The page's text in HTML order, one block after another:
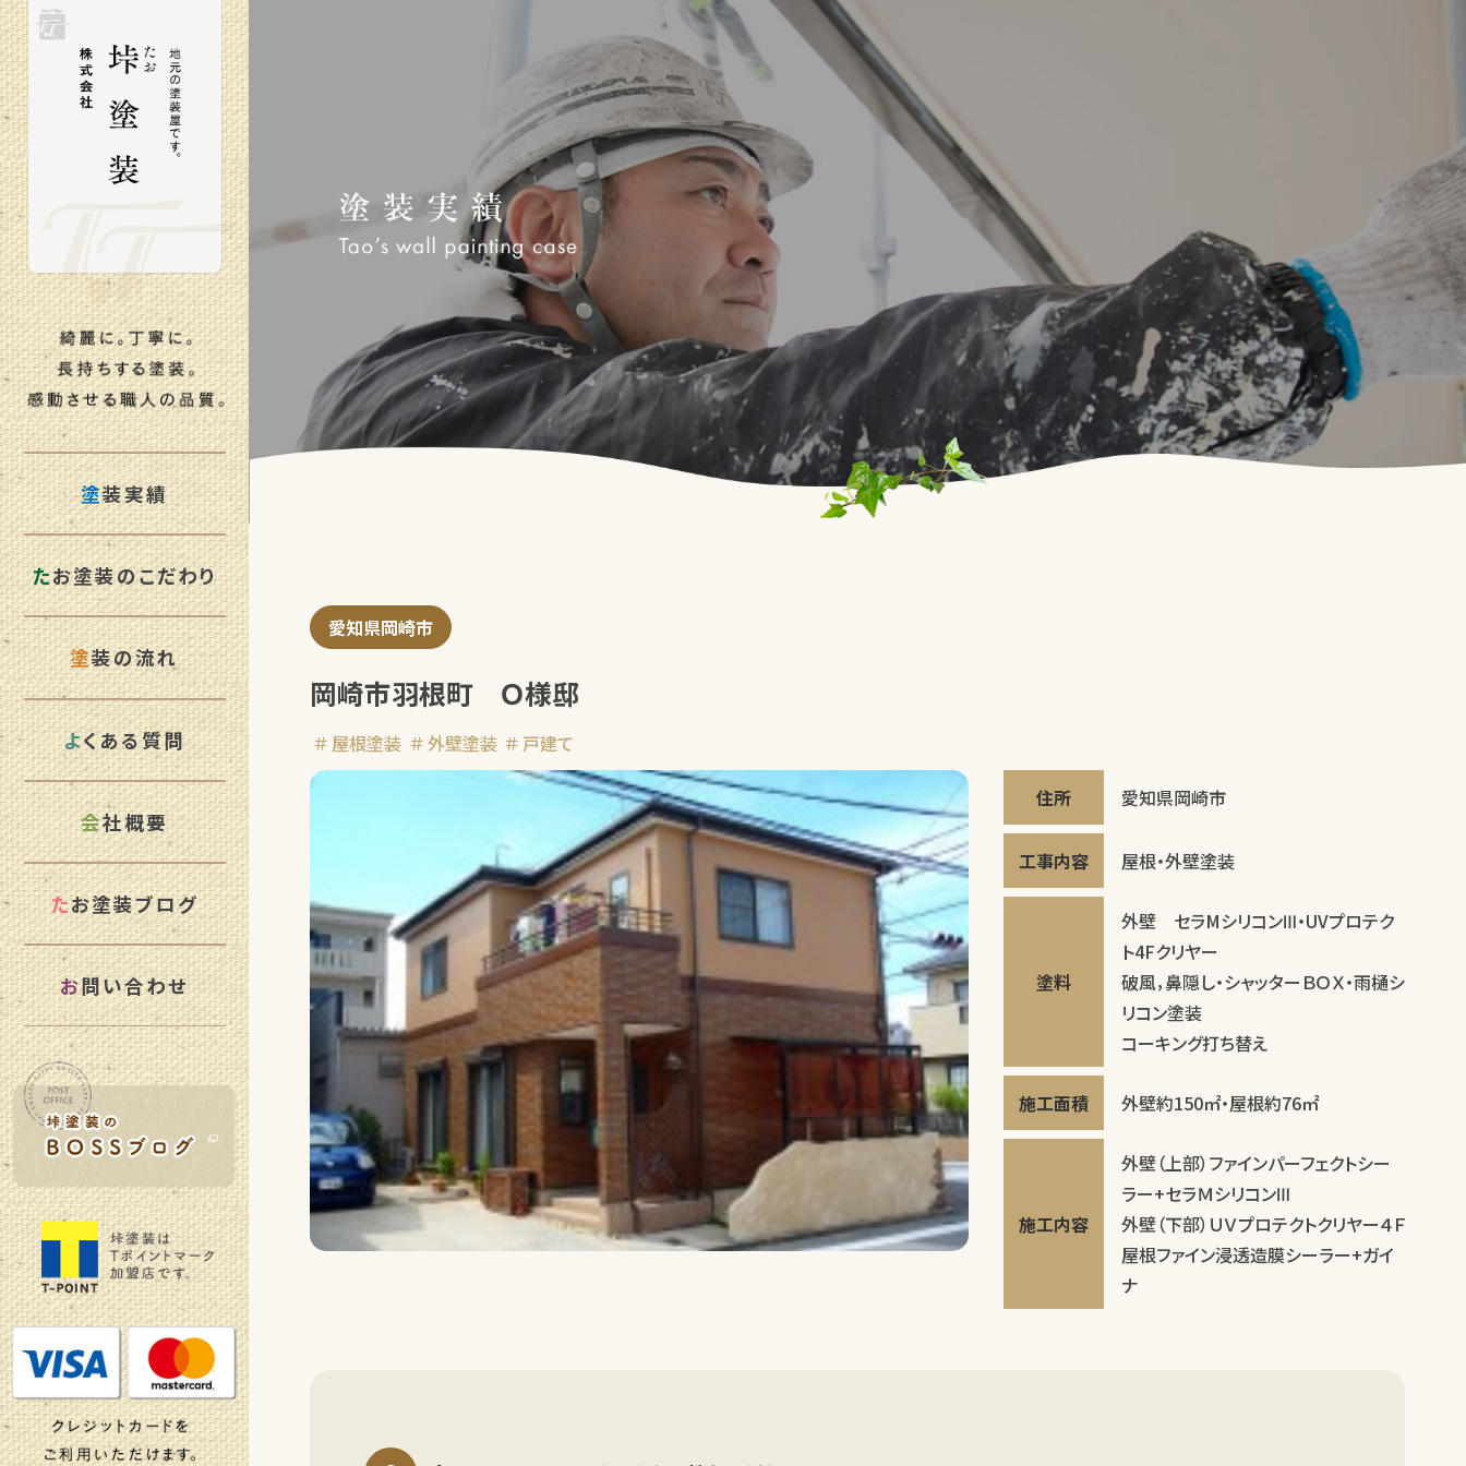
塗装実績
たお塗装のこだわり
塗装の流れ
よくある質問
会社概要
たお塗装ブログ
お問い合わせ
愛知県岡崎市
岡崎市羽根町 Ｏ様邸
屋根塗装 外壁塗装 戸建て
住所 愛知県岡崎市
工事内容 屋根・外壁塗装
塗料
外壁 セラMシリコンⅢ・UVプロテク
ト4Fクリヤー
破風，鼻隠し・シャッターＢＯＸ・雨樋シ
リコン塗装
コーキング打ち替え
施工面積 外壁約150㎡・屋根約76㎡
施工内容
外壁（上部）ファインパーフェクトシー
ラー+セラＭシリコンⅢ
外壁（下部）ＵＶプロテクトクリヤー４Ｆ
屋根ファイン浸透造膜シーラー+ガイ
ナ